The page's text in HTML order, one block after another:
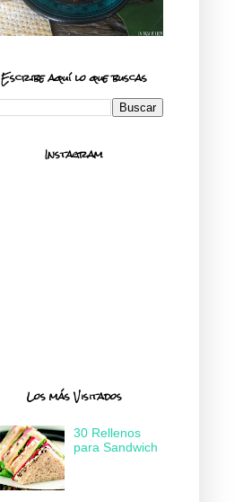
Escribe aquí lo que buscas
Instagram
Los más Visitados
30 Rellenos
para Sandwich